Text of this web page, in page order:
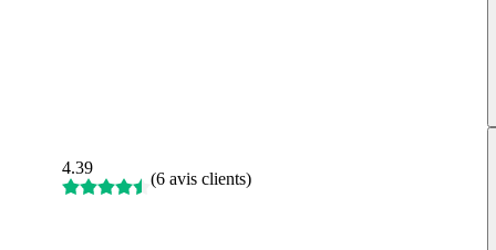
4.39
(6 avis clients)